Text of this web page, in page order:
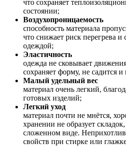
что сохраняет
состоянии;
Воздухопроницаемость
способность материала
что снижает риск перегрева и
одеждой;
Эластичность
одежда не сковывает
сохраняет форму, не садится и
Малый удельный вес
материал очень легкий,
готовых изделий;
Легкий уход
материал почти не мнётся,
хранении не образует
сложенном виде. Неприхотлив
свойств при стирке или